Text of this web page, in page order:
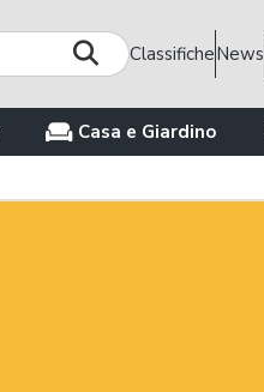
ClassificheNews
Casa e Giardino